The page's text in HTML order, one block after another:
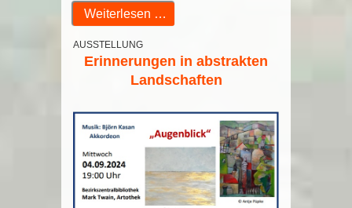
Weiterlesen …
AUSSTELLUNG
Erinnerungen in abstrakten
Landschaften